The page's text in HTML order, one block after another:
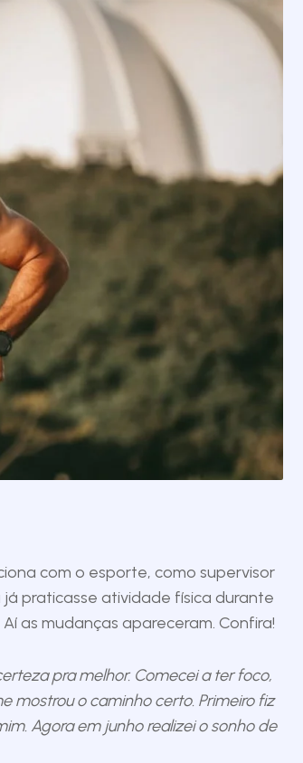
com o esporte, como supervisor
praticasse atividade física durante
as mudanças apareceram. Confira!
pra melhor. Comecei a ter foco,
mostrou o caminho certo. Primeiro fiz
Agora em junho realizei o sonho de